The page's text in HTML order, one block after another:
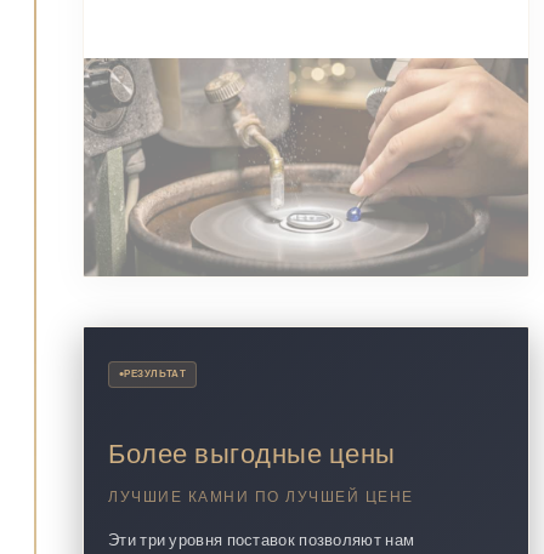
•РЕЗУЛЬТАТ
Более выгодные цены
ЛУЧШИЕ КАМНИ ПО ЛУЧШЕЙ ЦЕНЕ
Эти три уровня поставок позволяют нам